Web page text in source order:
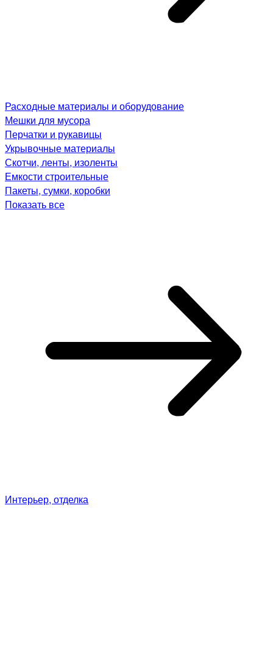
Расходные материалы и оборудование
Мешки для мусора
Перчатки и рукавицы
Укрывочные материалы
Скотчи, ленты, изоленты
Емкости строительные
Пакеты, сумки, коробки
Показать все
Интерьер, отделка